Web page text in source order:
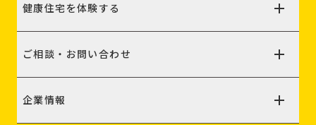
健康住宅を体験する
ご相談・お問い合わせ
企業情報